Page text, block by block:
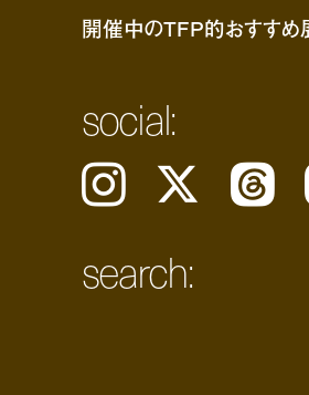
開催中のTFP的おすすめ
social:
Instagram 𝕏 Threads
search: